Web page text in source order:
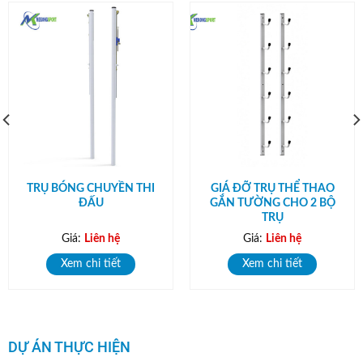
TRỤ BÓNG CHUYỀN THI
ĐẤU
Giá: Liên hệ
Xem chi tiết
GIÁ ĐỠ TRỤ THỂ THAO
GẮN TƯỜNG CHO 2 BỘ
TRỤ
Giá: Liên hệ
Xem chi tiết
DỰ ÁN THỰC HIỆN